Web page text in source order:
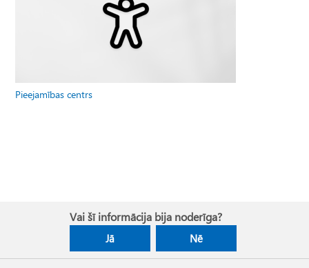
Pieejamības centrs
Vai šī informācija bija noderīga?
Jā Nē